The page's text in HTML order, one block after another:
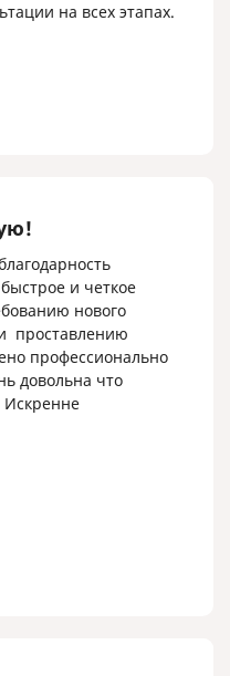
на всех этапах.
и четкое
нового
проставлению
профессионально
довольна что
Искренне